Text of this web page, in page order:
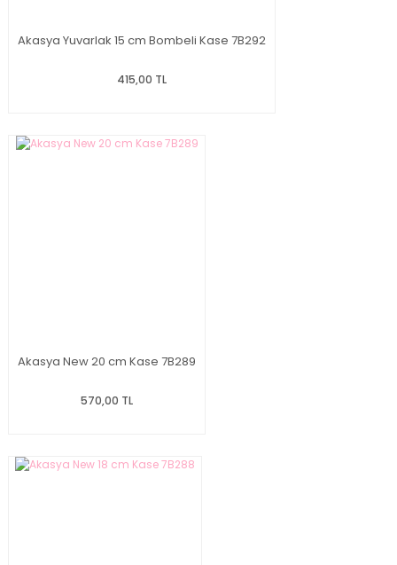
Akasya Yuvarlak 15 cm Bombeli Kase 7B292
415,00 TL
Akasya New 20 cm Kase 7B289
570,00 TL